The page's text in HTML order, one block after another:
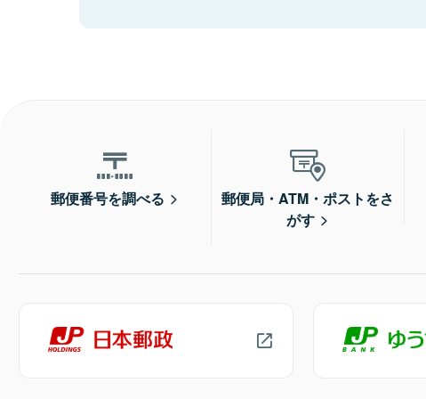
郵便番号を調べる
郵便局・ATM・ポストをさ
がす